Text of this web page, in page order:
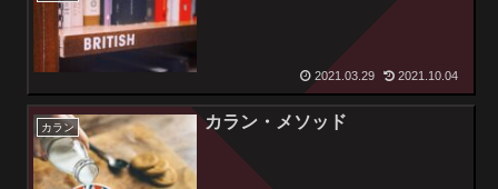
2021.03.29 2021.10.04
カラン カラン・メソッド